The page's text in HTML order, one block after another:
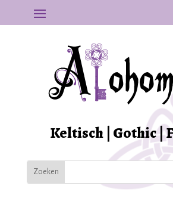
Keltisch | Gothic |